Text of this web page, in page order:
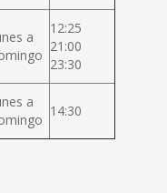
a
12:25
21:00
23:30
a
14:30